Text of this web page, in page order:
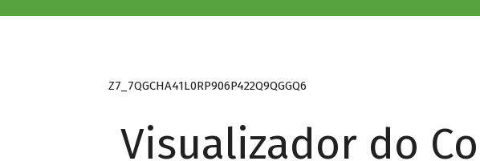
Z7_7QGCHA41L0RP906P422Q9QGGQ6
Visualizador do